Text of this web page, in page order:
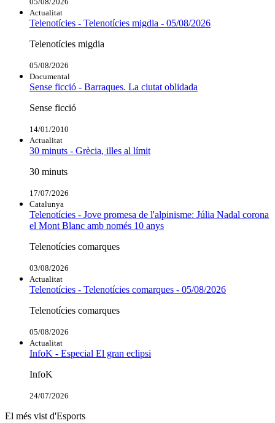
Actualitat
Telenotícies - Telenotícies migdia - 05/08/2026
Telenotícies migdia
05/08/2026
Documental
Sense ficció - Barraques. La ciutat oblidada
Sense ficció
14/01/2010
Actualitat
30 minuts - Grècia, illes al límit
30 minuts
17/07/2026
Catalunya
Telenotícies - Jove promesa de l'alpinisme: Júlia Nadal corona
el Mont Blanc amb només 10 anys
Telenotícies comarques
03/08/2026
Actualitat
Telenotícies - Telenotícies comarques - 05/08/2026
Telenotícies comarques
05/08/2026
Actualitat
InfoK - Especial El gran eclipsi
InfoK
24/07/2026
El més vist d'Esports